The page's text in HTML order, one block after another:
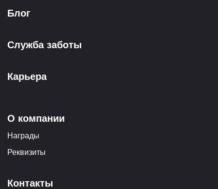
Блог
Служба заботы
Карьера
О компании
Награды
Реквизиты
Контакты